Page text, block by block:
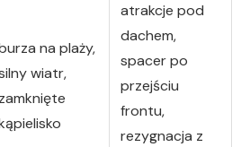
na plaży,
wiatr,
zamknięte
atrakcje pod
dachem,
spacer po
przejściu
frontu,
rezygnacja z